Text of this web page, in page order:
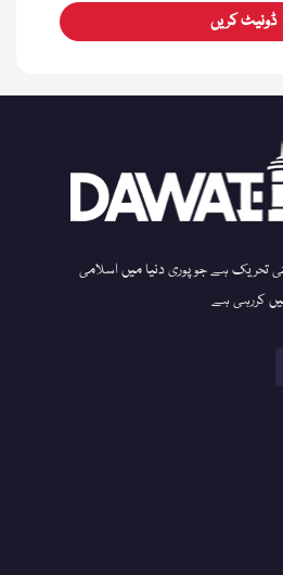
ڈونیٹ کریں
تحریک ہے جو پوری دنیا میں اسلامی
کررہی ہے